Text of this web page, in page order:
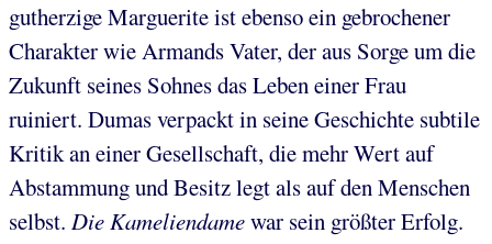
gutherzige Marguerite ist ebenso ein gebrochener
Charakter wie Armands Vater, der aus Sorge um die
Zukunft seines Sohnes das Leben einer Frau
ruiniert. Dumas verpackt in seine Geschichte subtile
Kritik an einer Gesellschaft, die mehr Wert auf
Abstammung und Besitz legt als auf den Menschen
selbst. Die Kameliendamewar sein größter Erfolg.